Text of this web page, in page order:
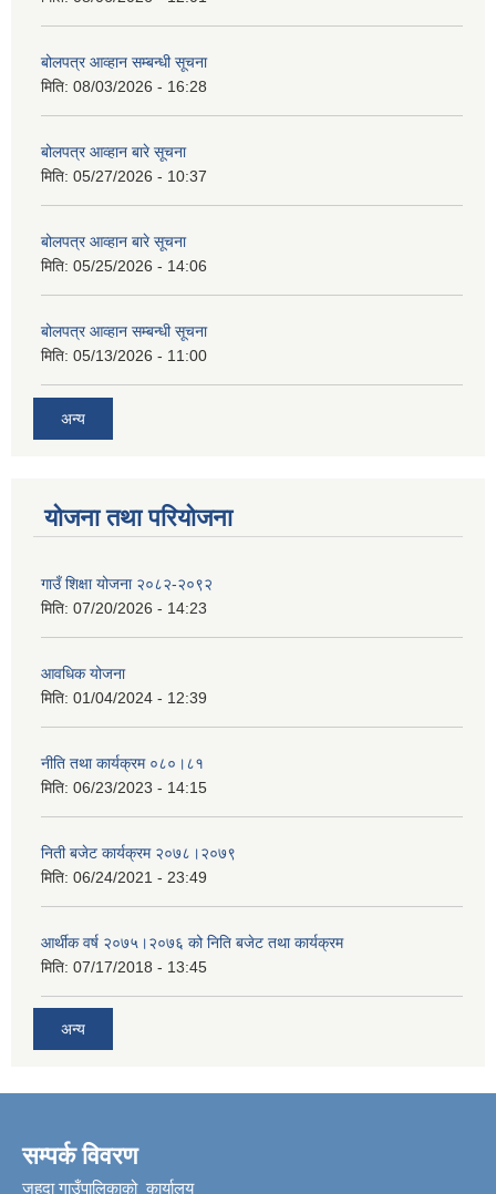
बोलपत्र आव्हान सम्बन्धी सूचना
मिति: 08/03/2026 - 16:28
बोलपत्र आव्हान बारे सूचना
मिति: 05/27/2026 - 10:37
बोलपत्र आव्हान बारे सूचना
मिति: 05/25/2026 - 14:06
बोलपत्र आव्हान सम्बन्धी सूचना
मिति: 05/13/2026 - 11:00
अन्य
योजना तथा परियोजना
गाउँ शिक्षा योजना २०८२-२०९२
मिति: 07/20/2026 - 14:23
आवधिक योजना
मिति: 01/04/2024 - 12:39
नीति तथा कार्यक्रम ०८०।८१
मिति: 06/23/2023 - 14:15
निती बजेट कार्यक्रम २०७८।२०७९
मिति: 06/24/2021 - 23:49
आर्थीक वर्ष २०७५।२०७६ को निति बजेट तथा कार्यक्रम
मिति: 07/17/2018 - 13:45
अन्य
सम्पर्क विवरण
जहदा गाउँपालिकाको कार्यालय